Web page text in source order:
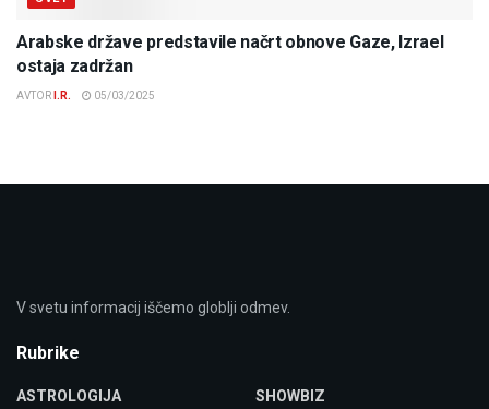
Arabske države predstavile načrt obnove Gaze, Izrael
ostaja zadržan
AVTOR I.R. 05/03/2025
V svetu informacij iščemo globlji odmev.
Rubrike
ASTROLOGIJA SHOWBIZ